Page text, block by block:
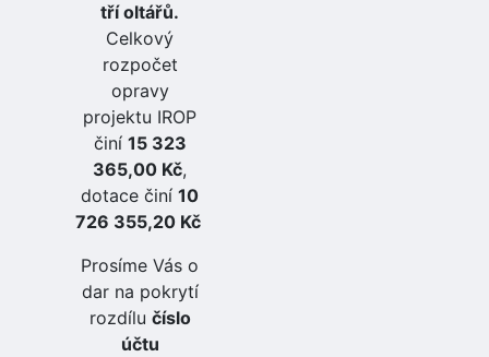
tří oltářů.
Celkový
rozpočet
opravy
projektu IROP
činí 15 323
365,00 Kč,
dotace činí 10
726 355,20 Kč
Prosíme Vás o
dar na pokrytí
rozdílu číslo
účtu